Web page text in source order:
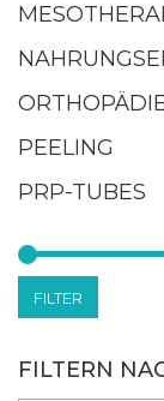
PEELING
PRP-TUBES
FILTER
FILTERN